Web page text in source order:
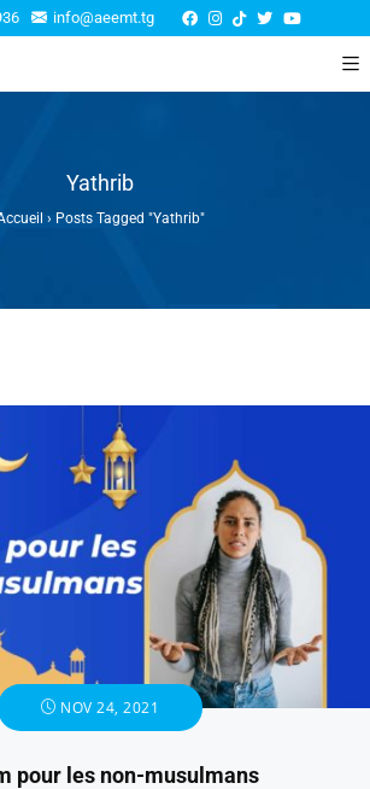
info@aeemt.tg
Yathrib
› Posts Tagged "Yathrib"
NOV 24, 2021
pour les non-musulmans